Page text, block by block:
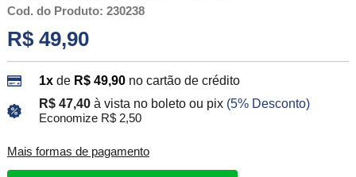
Cod. do Produto: 230238
R$ 49,90
1xde R$ 49,90 no cartão de crédito
R$ 47,40 à vista no boleto ou pix (5% Desconto)
Economize R$ 2,50
Mais formas de pagamento